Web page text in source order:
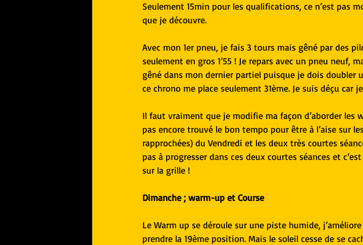
Seulement 15min pour les qualifications, ce n’est pas
que je découvre.
Avec mon 1er pneu, je fais 3 tours mais gêné par des
seulement en gros 1’55 ! Je repars avec un pneu neuf,
gêné dans mon dernier partiel puisque je dois doubler
ce chrono me place seulement 31ème. Je suis déçu car
Il faut vraiment que je modifie ma façon d’aborder les
pas encore trouvé le bon tempo pour être à l’aise sur
rapprochées) du Vendredi et les deux très courtes
pas à progresser dans ces deux courtes séances et
sur la grille !
Dimanche ; warm-up et Course
Le Warm up se déroule sur une piste humide,
prendre la 19ème position. Mais le soleil cesse de se